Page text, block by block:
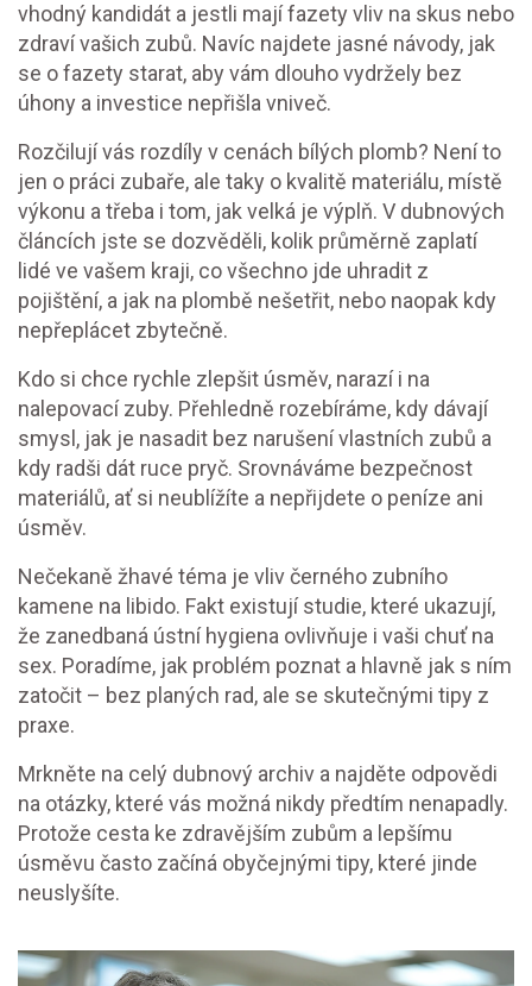
vhodný kandidát a jestli mají fazety vliv na skus nebo
zdraví vašich zubů. Navíc najdete jasné návody, jak
se o fazety starat, aby vám dlouho vydržely bez
úhony a investice nepřišla vniveč.
Rozčilují vás rozdíly v cenách bílých plomb? Není to
jen o práci zubaře, ale taky o kvalitě materiálu, místě
výkonu a třeba i tom, jak velká je výplň. V dubnových
článcích jste se dozvěděli, kolik průměrně zaplatí
lidé ve vašem kraji, co všechno jde uhradit z
pojištění, a jak na plombě nešetřit, nebo naopak kdy
nepřeplácet zbytečně.
Kdo si chce rychle zlepšit úsměv, narazí i na
nalepovací zuby. Přehledně rozebíráme, kdy dávají
smysl, jak je nasadit bez narušení vlastních zubů a
kdy radši dát ruce pryč. Srovnáváme bezpečnost
materiálů, ať si neublížíte a nepřijdete o peníze ani
úsměv.
Nečekaně žhavé téma je vliv černého zubního
kamene na libido. Fakt existují studie, které ukazují,
že zanedbaná ústní hygiena ovlivňuje i vaši chuť na
sex. Poradíme, jak problém poznat a hlavně jak s ním
zatočit – bez planých rad, ale se skutečnými tipy z
praxe.
Mrkněte na celý dubnový archiv a najděte odpovědi
na otázky, které vás možná nikdy předtím nenapadly.
Protože cesta ke zdravějším zubům a lepšímu
úsměvu často začíná obyčejnými tipy, které jinde
neuslyšíte.